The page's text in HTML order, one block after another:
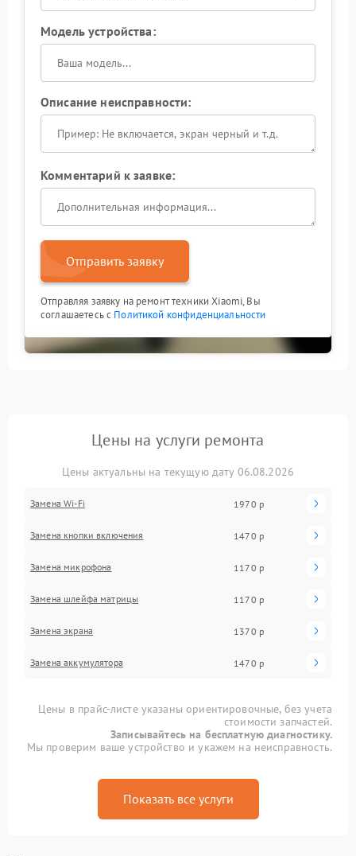
Модель устройства:
Описание неисправности:
Комментарий к заявке:
Отправить заявку
Отправляя заявку на ремонт техники Xiaomi, Вы
соглашаетесь с Политикой конфиденциальности
Цены на услуги ремонта
Цены актуальны на текущую дату 06.08.2026
Замена Wi-Fi 1970 р
Замена кнопки включения 1470 р
Замена микрофона 1170 р
Замена шлейфа матрицы 1170 р
Замена экрана 1370 р
Замена аккумулятора 1470 р
Цены в прайс-листе указаны ориентировочные, без учета
стоимости запчастей.
Записывайтесь на бесплатную диагностику.
Мы проверим ваше устройство и укажем на неисправность.
Показать все услуги